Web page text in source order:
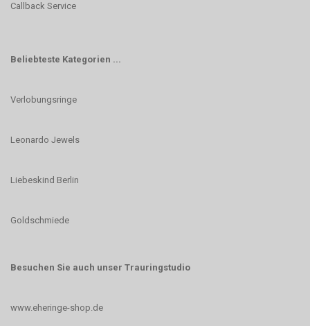
Callback Service
Beliebteste Kategorien ...
Verlobungsringe
Leonardo Jewels
Liebeskind Berlin
Goldschmiede
Besuchen Sie auch unser Trauringstudio
www.eheringe-shop.de